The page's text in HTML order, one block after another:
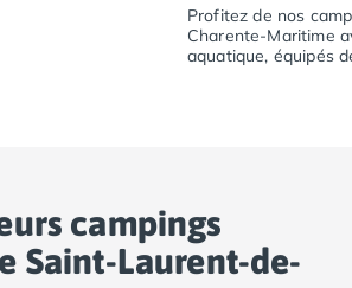
Profitez de nos
Charente-Maritime
aquatique, équipés
campings
Saint-Laurent-de-